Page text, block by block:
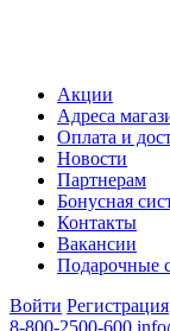
Акции
Адреса
Оплата и
Новости
Партнерам
Бонусная
Контакты
Вакансии
Подарочные
Войти Регистрация
8-800-2500-600